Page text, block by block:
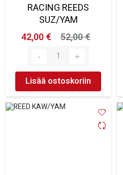
RACING REEDS
SUZ/YAM
42,00 €
52,00 €
Lisää ostoskoriin